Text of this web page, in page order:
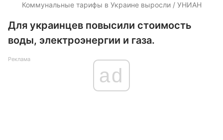
Коммунальные тарифы в Украине выросли / УНИАН
Для украинцев повысили стоимость
воды, электроэнергии и газа.
Реклама
ad